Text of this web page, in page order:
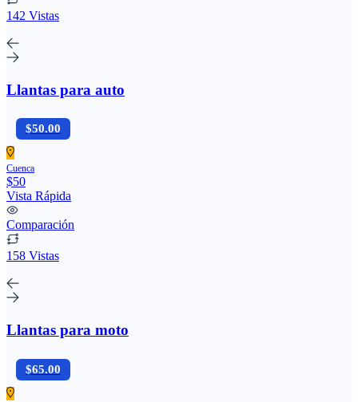
142 Vistas
Llantas para auto
$50.00
Cuenca
$50
Vista Rápida
Comparación
158 Vistas
Llantas para moto
$65.00